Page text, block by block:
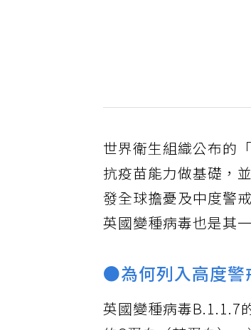
世界衛生組織公布的
抗疫苗能力做基礎，
發全球擔憂及中度警
英國變種病毒也是其
●為何列入高度警
英國變種病毒B.1.1.7